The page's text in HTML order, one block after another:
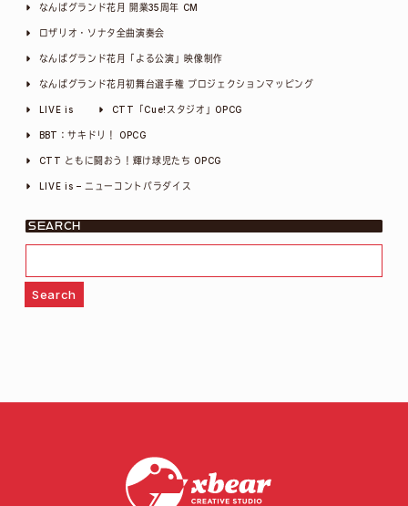
なんばグランド花月 開業35周年 CM
ロザリオ・ソナタ全曲演奏会
なんばグランド花月「よる公演」映像制作
なんばグランド花月初舞台選手権 プロジェクションマッピング
LIVE is CTT「Cue!スタジオ」OPCG
BBT：サキドリ！ OPCG
CTT ともに闘おう！輝け球児たち OPCG
LIVE is – ニューコントパラダイス
SEARCH